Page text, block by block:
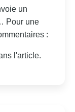
un
Pour une
:
l'article.